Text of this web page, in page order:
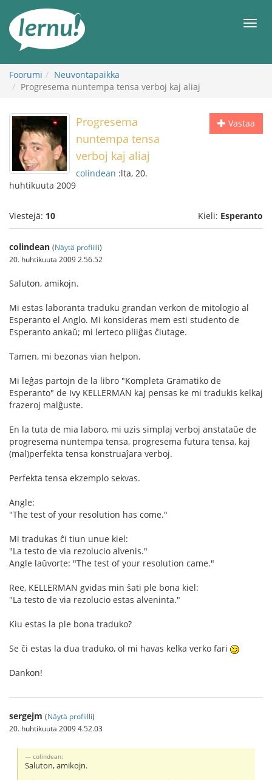
sisältöön
Foorumi
Neuvontapaikka
Progresema nuntempa tensa verboj kaj aliaj
Vastaa
Progresema
nuntempa tensa
verboj kaj aliaj
colindean :lta, 20.
huhtikuuta 2009
Viestejä: 10 Kieli: Esperanto
colindean (Näytä profiilli)
20. huhtikuuta 2009 2.56.52
Saluton, amikojn.
Mi estas laboranta traduku grandan verkon de mitologio al
Esperanto el Anglo. Mi konsideras mem esti studento de
Esperanto ankaŭ; mi lerteco pliiĝas ĉiutage.
Tamen, mi bezonas vian helpon.
Mi leĝas partojn de la libro "Kompleta Gramatiko de
Esperanto" de Ivy KELLERMAN kaj pensas ke mi tradukis kelkaj
frazeroj malĝuste.
En la tuta de mia laboro, mi uzis simplaj verboj anstataŭe de
progresema nuntempa tensa, progresema futura tensa, kaj
(mal)perfekta tensa konstruaĵara verboj.
Perfekta tensa ekzemplo sekvas.
Angle:
"The test of your resolution has come."
Mi tradukas ĉi tiun unue kiel:
"La testo de via rezolucio alvenis."
Angle laŭvorte: "The test of your resolution came."
Ree, KELLERMAN gvidas min ŝati ple bona kiel:
"La testo de via rezolucio estas alveninta."
Kiu estas la ple bona traduko?
Se ĉi estas la dua traduko, ol mi havas kelka verko fari
Dankon!
sergejm (Näytä profiilli)
20. huhtikuuta 2009 4.52.03
colindean:
Saluton, amikojn.